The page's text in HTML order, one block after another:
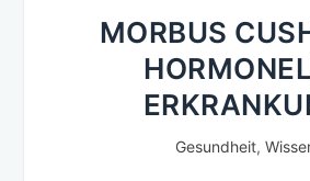
MORBUS
Gesundheit,